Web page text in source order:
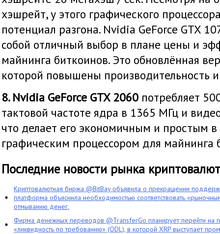
хэшрейт, у этого графического
потенциал разгона. Nvidia GeForce GTX
собой отличный выбор в плане цены и
майнинга биткоинов. Это обновлённая
которой повышены производительность и
8. Nvidia GeForce GTX 2060 потребляет
тактовой частоте ядра в 1365 МГц и
что делает его экономичным и простым в
графическим процессором для майнинга
Последние новости рынка криптовалют
Криптовалютная биржа @BitBay объявила о прекращении
платформа объяснила необходимостью соответствовать
отмыванию денег.
Фирма денежных переводов @TransferGo планирует перейти на
«ликвидность по требованию» (ODL), в которой XRP выступает